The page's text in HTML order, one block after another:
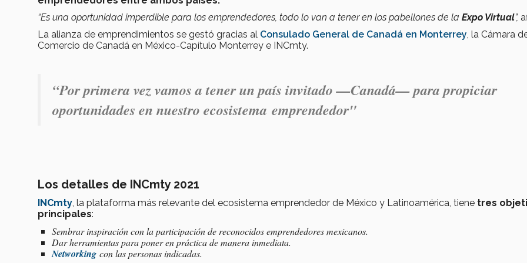
“Es una oportunidad imperdible para los emprendedores, todo lo van a tener en los pabellones de la Expo Virtual”,
La alianza de emprendimientos se gestó gracias al Consulado General de Canadá en Monterrey , la Cámara
Comercio de Canadá en México-Capítulo Monterrey e INCmty.
“Por primera vez vamos a tener un país invitado —Canadá— para propiciar
oportunidades en nuestro ecosistema emprendedor"
Los detalles de INCmty 2021
INCmty , la plataforma más relevante del ecosistema emprendedor de México y Latinoamérica, tiene tres
principales:
Sembrar inspiración con la participación de reconocidos emprendedores mexicanos.
Dar herramientas para poner en práctica de manera inmediata.
Networking con las personas indicadas.